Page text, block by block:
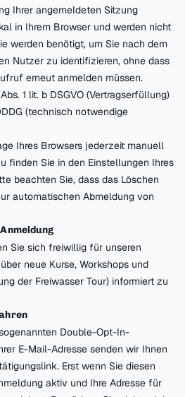
Ihrer angemeldeten Sitzung
in Ihrem Browser und werden nicht
werden benötigt, um Sie nach dem
Nutzer zu identifizieren, ohne dass
erneut anmelden müssen.
1 lit. b DSGVO (Vertragserfüllung)
(technisch notwendige
Ihres Browsers jederzeit manuell
finden Sie in den Einstellungen Ihres
beachten Sie, dass das Löschen
automatischen Abmeldung von
Sie sich freiwillig für unseren
neue Kurse, Workshops und
der Freiwasser Tour) informiert zu
Double-Opt-In-
E-Mail-Adresse senden wir Ihnen
Erst wenn Sie diesen
aktiv und Ihre Adresse für